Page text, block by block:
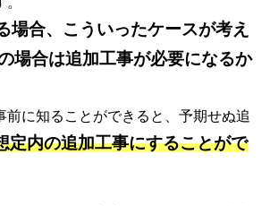
場合、こういったケースが考え
場合は追加工事が必要になるか
前に知ることができると、予期せぬ追
定内の追加工事にすることがで